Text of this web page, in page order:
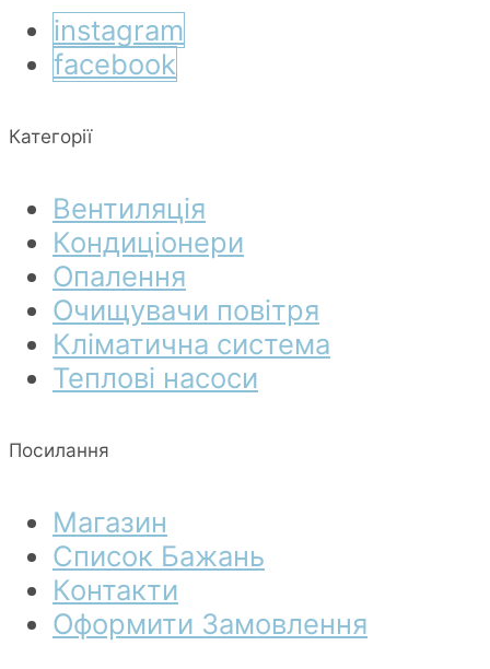
instagram
facebook
Категорії
Вентиляція
Кондиціонери
Опалення
Очищувачи повітря
Кліматична система
Теплові насоси
Посилання
Магазин
Список Бажань
Контакти
Оформити Замовлення